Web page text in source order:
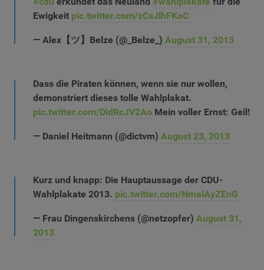
Ewigkeit pic.twitter.com/zCsJlhFKoC
— Alex【ツ】Belze (@_Belze_) August 31, 2013
Dass die Piraten können, wenn sie nur wollen,
demonstriert dieses tolle Wahlplakat.
pic.twitter.com/DidRcJV2Ao Mein voller Ernst: Geil!
— Daniel Heitmann (@dictvm) August 23, 2013
Kurz und knapp: Die Hauptaussage der CDU-
Wahlplakate 2013. pic.twitter.com/NmalAyZEnG
— Frau Dingenskirchens (@netzopfer) August 31,
2013